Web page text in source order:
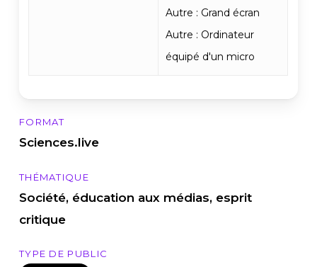
Autre : Grand écran
Autre : Ordinateur
équipé d'un micro
FORMAT
Sciences.live
THÉMATIQUE
Société, éducation aux médias, esprit
critique
TYPE DE PUBLIC